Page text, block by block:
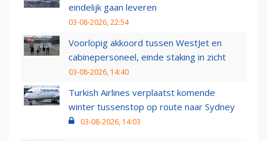
eindelijk gaan leveren
03-08-2026, 22:54
Voorlopig akkoord tussen WestJet en
cabinepersoneel, einde staking in zicht
03-08-2026, 14:40
Turkish Airlines verplaatst komende
winter tussenstop op route naar Sydney
03-08-2026, 14:03